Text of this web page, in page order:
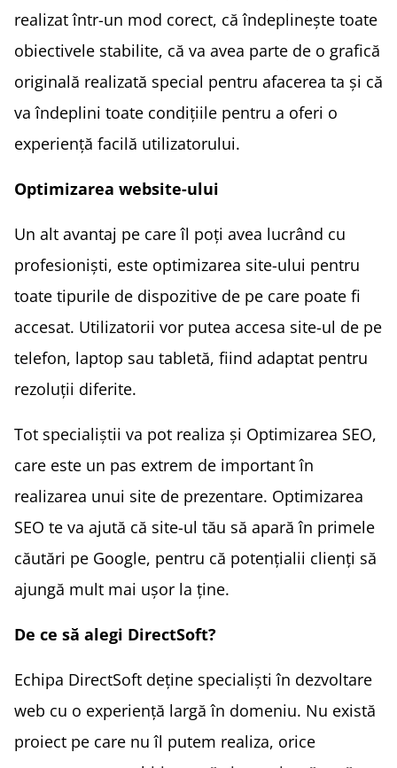
realizat într-un mod corect, că îndeplinește toate
obiectivele stabilite, că va avea parte de o grafică
originală realizată special pentru afacerea ta și că
va îndeplini toate condițiile pentru a oferi o
experiență facilă utilizatorului.
Optimizarea website-ului
Un alt avantaj pe care îl poți avea lucrând cu
profesioniști, este optimizarea site-ului pentru
toate tipurile de dispozitive de pe care poate fi
accesat. Utilizatorii vor putea accesa site-ul de pe
telefon, laptop sau tabletă, fiind adaptat pentru
rezoluții diferite.
Tot specialiștii va pot realiza și Optimizarea SEO,
care este un pas extrem de important în
realizarea unui site de prezentare. Optimizarea
SEO te va ajută că site-ul tău să apară în primele
căutări pe Google, pentru că potențialii clienți să
ajungă mult mai ușor la ține.
De ce să alegi DirectSoft?
Echipa DirectSoft deține specialiști în dezvoltare
web cu o experiență largă în domeniu. Nu există
proiect pe care nu îl putem realiza, orice